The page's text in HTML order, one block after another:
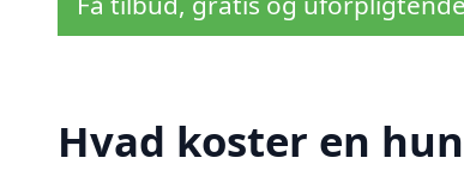
Hvad koster en